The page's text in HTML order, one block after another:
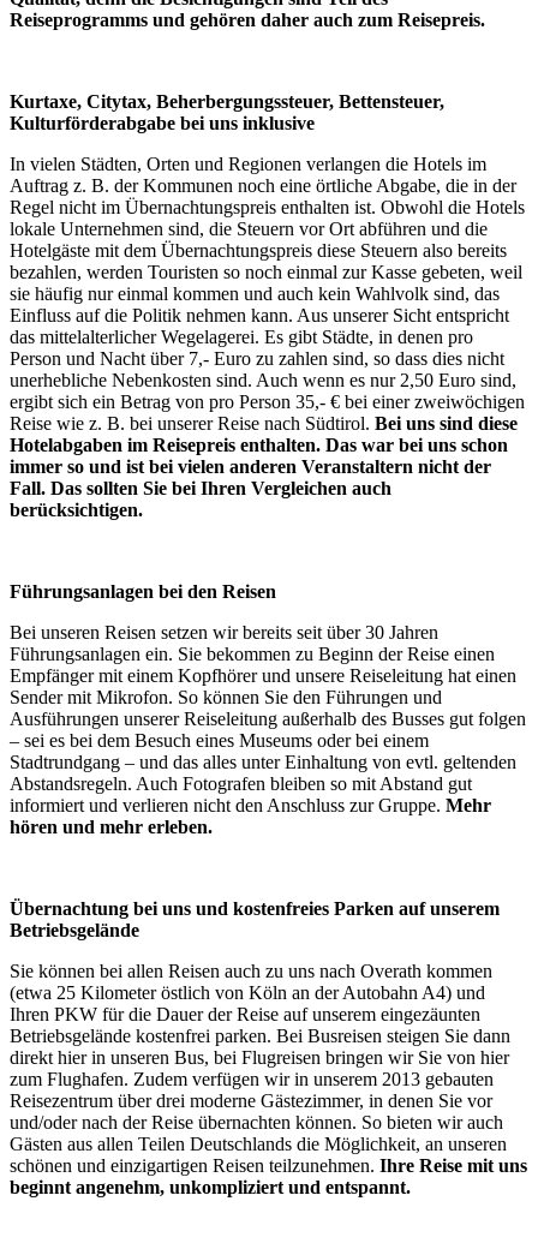
Reiseprogramms und gehören daher auch zum Reisepreis.
Kurtaxe, Citytax, Beherbergungssteuer, Bettensteuer,
Kulturförderabgabe bei uns inklusive
In vielen Städten, Orten und Regionen verlangen die Hotels im
Auftrag z. B. der Kommunen noch eine örtliche Abgabe, die in der
Regel nicht im Übernachtungspreis enthalten ist. Obwohl die Hotels
lokale Unternehmen sind, die Steuern vor Ort abführen und die
Hotelgäste mit dem Übernachtungspreis diese Steuern also bereits
bezahlen, werden Touristen so noch einmal zur Kasse gebeten, weil
sie häufig nur einmal kommen und auch kein Wahlvolk sind, das
Einfluss auf die Politik nehmen kann. Aus unserer Sicht entspricht
das mittelalterlicher Wegelagerei. Es gibt Städte, in denen pro
Person und Nacht über 7,- Euro zu zahlen sind, so dass dies nicht
unerhebliche Nebenkosten sind. Auch wenn es nur 2,50 Euro sind,
ergibt sich ein Betrag von pro Person 35,- € bei einer zweiwöchigen
Reise wie z. B. bei unserer Reise nach Südtirol. Bei uns sind diese
Hotelabgaben im Reisepreis enthalten. Das war bei uns schon
immer so und ist bei vielen anderen Veranstaltern nicht der
Fall. Das sollten Sie bei Ihren Vergleichen auch
berücksichtigen.
Führungsanlagen bei den Reisen
Bei unseren Reisen setzen wir bereits seit über 30 Jahren
Führungsanlagen ein. Sie bekommen zu Beginn der Reise einen
Empfänger mit einem Kopfhörer und unsere Reiseleitung hat einen
Sender mit Mikrofon. So können Sie den Führungen und
Ausführungen unserer Reiseleitung außerhalb des Busses gut folgen
– sei es bei dem Besuch eines Museums oder bei einem
Stadtrundgang – und das alles unter Einhaltung von evtl. geltenden
Abstandsregeln. Auch Fotografen bleiben so mit Abstand gut
informiert und verlieren nicht den Anschluss zur Gruppe. Mehr
hören und mehr erleben.
Übernachtung bei uns und kostenfreies Parken auf unserem
Betriebsgelände
Sie können bei allen Reisen auch zu uns nach Overath kommen
(etwa 25 Kilometer östlich von Köln an der Autobahn A4) und
Ihren PKW für die Dauer der Reise auf unserem eingezäunten
Betriebsgelände kostenfrei parken. Bei Busreisen steigen Sie dann
direkt hier in unseren Bus, bei Flugreisen bringen wir Sie von hier
zum Flughafen. Zudem verfügen wir in unserem 2013 gebauten
Reisezentrum über drei moderne Gästezimmer, in denen Sie vor
und/oder nach der Reise übernachten können. So bieten wir auch
Gästen aus allen Teilen Deutschlands die Möglichkeit, an unseren
schönen und einzigartigen Reisen teilzunehmen. Ihre Reise mit uns
beginnt angenehm, unkompliziert und entspannt.